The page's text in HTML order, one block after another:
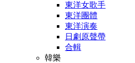
東洋女歌手
東洋團體
東洋演奏
日劇原聲帶
合輯
韓樂